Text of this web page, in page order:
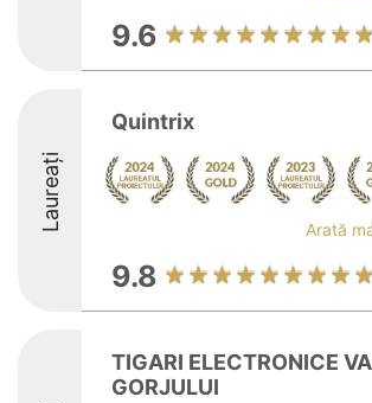
9.6
Laureați
Quintrix
Arată
9.8
TIGARI ELECTRONICE
GORJULUI